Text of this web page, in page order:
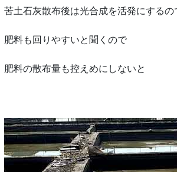
苦土石灰散布後は光合成を活発にするの
肥料も回りやすいと聞くので
肥料の散布量も控えめにしないと